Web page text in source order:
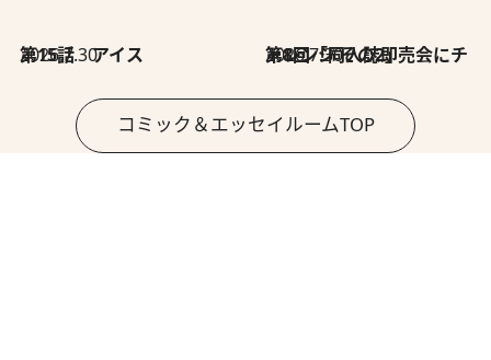
2026.7.30
第15話 アイス 2026.7.30
第8回「同人誌即売会にチャレンジ その2」
コミック＆エッセイルームTOP